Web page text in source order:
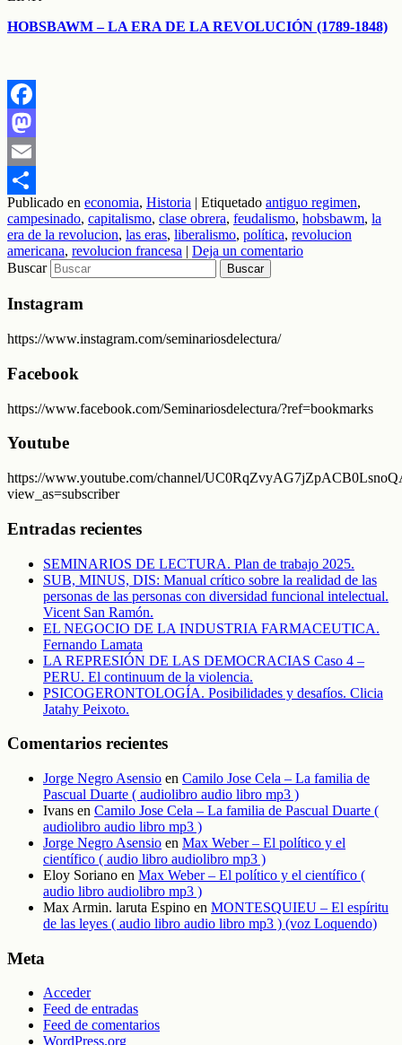
HOBSBAWM – LA ERA DE LA REVOLUCIÓN (1789-1848)
Facebook
Mastodon
Email
Compartir
Publicado en economia, Historia | Etiquetado antiguo regimen,
campesinado, capitalismo, clase obrera, feudalismo, hobsbawm, la
era de la revolucion, las eras, liberalismo, política, revolucion
americana, revolucion francesa | Deja un comentario
Buscar
Instagram
https://www.instagram.com/seminariosdelectura/
Facebook
https://www.facebook.com/Seminariosdelectura/?ref=bookmarks
Youtube
https://www.youtube.com/channel/
view_as=subscriber
Entradas recientes
SEMINARIOS DE LECTURA. Plan de trabajo 2025.
SUB, MINUS, DIS: Manual crítico sobre la realidad de las
personas de las personas con diversidad funcional intelectual.
Vicent San Ramón.
EL NEGOCIO DE LA INDUSTRIA FARMACEUTICA.
Fernando Lamata
LA REPRESIÓN DE LAS DEMOCRACIAS Caso 4 –
PERU. El continuum de la violencia.
PSICOGERONTOLOGÍA. Posibilidades y desafíos. Clicia
Jatahy Peixoto.
Comentarios recientes
Jorge Negro Asensio en Camilo Jose Cela – La familia de
Pascual Duarte ( audiolibro audio libro mp3 )
Ivans en Camilo Jose Cela – La familia de Pascual Duarte (
audiolibro audio libro mp3 )
Jorge Negro Asensio en Max Weber – El político y el
científico ( audio libro audiolibro mp3 )
Eloy Soriano en Max Weber – El político y el científico (
audio libro audiolibro mp3 )
Max Armin. laruta Espino en MONTESQUIEU – El espíritu
de las leyes ( audio libro audio libro mp3 ) (voz Loquendo)
Meta
Acceder
Feed de entradas
Feed de comentarios
WordPress.org